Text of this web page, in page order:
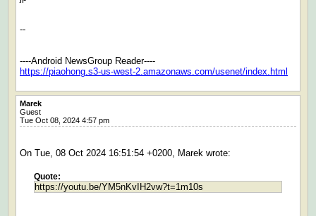
--
----Android NewsGroup Reader----
https://piaohong.s3-us-west-2.amazonaws.com/usenet/index.html
Marek
Guest
Tue Oct 08, 2024 4:57 pm
On Tue, 08 Oct 2024 16:51:54 +0200, Marek wrote:
Quote:
https://youtu.be/YM5nKvIH2vw?t=1m10s